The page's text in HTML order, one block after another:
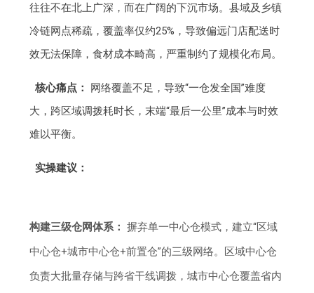
往往不在北上广深，而在广阔的下沉市场。县域及乡镇
冷链网点稀疏，覆盖率仅约25%，导致偏远门店配送时
效无法保障，食材成本畸高，严重制约了规模化布局。
核心痛点：
网络覆盖不足，导致“一仓发全国”难度
大，跨区域调拨耗时长，末端“最后一公里”成本与时效
难以平衡。
实操建议：
构建三级仓网体系： 摒弃单一中心仓模式，建立“区域
中心仓+城市中心仓+前置仓”的三级网络。区域中心仓
负责大批量存储与跨省干线调拨，城市中心仓覆盖省内